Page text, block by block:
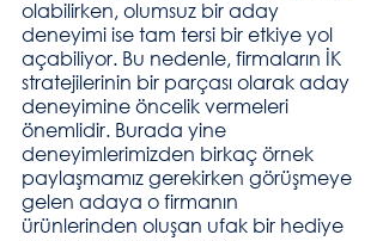
olabilirken, olumsuz bir aday
deneyimi ise tam tersi bir etkiye yol
açabiliyor. Bu nedenle, firmaların İK
stratejilerinin bir parçası olarak aday
deneyimine öncelik vermeleri
önemlidir. Burada yine
deneyimlerimizden birkaç örnek
paylaşmamız gerekirken görüşmeye
gelen adaya o firmanın
ürünlerinden oluşan ufak bir hediye